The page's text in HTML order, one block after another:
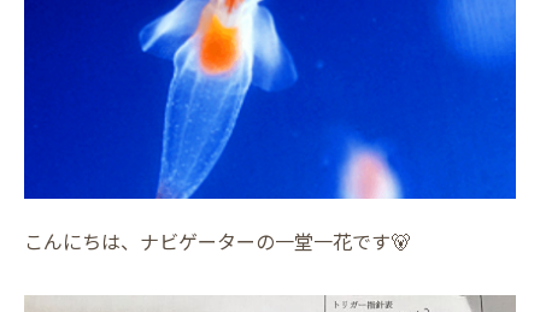
こんにちは、ナビゲーターの一堂一花です🐻